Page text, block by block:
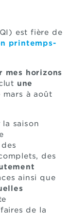
est fière de
printemps-
mes horizons
une
mars à août
saison
des
ainsi que
de la